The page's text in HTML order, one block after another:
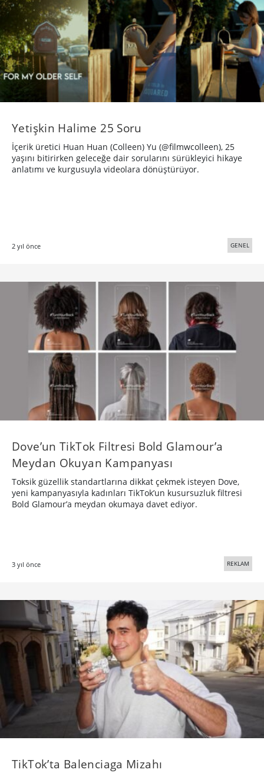
Yetişkin Halime 25 Soru
İçerik üretici Huan Huan (Colleen) Yu (@filmwcolleen), 25
yaşını bitirirken geleceğe dair sorularını sürükleyici hikaye
anlatımı ve kurgusuyla videolara dönüştürüyor.
2 yıl önce GENEL
Dove’un TikTok Filtresi Bold Glamour’a
Meydan Okuyan Kampanyası
Toksik güzellik standartlarına dikkat çekmek isteyen Dove,
yeni kampanyasıyla kadınları TikTok’un kusursuzluk filtresi
Bold Glamour’a meydan okumaya davet ediyor.
3 yıl önce REKLAM
TikTok’ta Balenciaga Mizahı